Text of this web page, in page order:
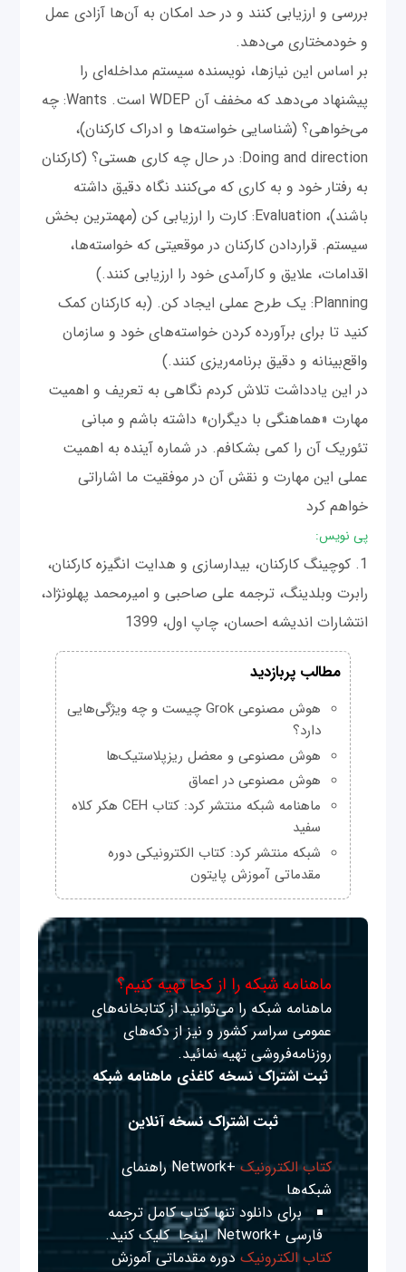
بررسی و ارزیابی کنند و در حد امکان به آن‌‌ها آزادی عمل
و خودمختاری می‌دهد.
بر اساس این نیازها، نویسنده سیستم مداخله‌ای را
پیشنهاد می‌دهد که مخفف آن WDEP است. Wants: چه
می‌خواهی؟ (شناسایی خواسته‌ها و ادراک کارکنان)،
Doing and direction: در حال چه کاری هستی؟ (کارکنان
به رفتار خود و به کاری که می‌کنند نگاه دقیق داشته
باشند)، Evaluation: کارت را ارزیابی کن (مهمترین بخش
سیستم. قراردادن کارکنان در موقعیتی که خواسته‌ها،
اقدامات، علایق و کارآمدی خود را ارزیابی کنند.)
Planning: یک طرح عملی ایجاد کن. (به کارکنان کمک
کنید تا برای برآورده کردن خواسته‌های خود و سازمان
واقع‌بینانه و دقیق برنامه‌ریزی کنند.)
در این یادداشت تلاش کردم نگاهی به تعریف و اهمیت
مهارت «هماهنگی با دیگران» داشته باشم و مبانی
تئوریک آن را کمی بشکافم. در شماره آینده به اهمیت
عملی این مهارت و نقش آن در موفقیت ما اشاراتی
خواهم کرد
پی نویس:
1. کوچینگ کارکنان، بیدارسازی و هدایت انگیزه کارکنان،
رابرت وبلدینگ، ترجمه علی صاحبی و امیرمحمد پهلونژاد،
انتشارات اندیشه احسان، چاپ اول، 1399
مطالب پربازدید
هوش مصنوعی Grok چیست و چه ویژگی‌هایی
دارد؟
هوش مصنوعی و معضل ریزپلاستیک‌ها
هوش مصنوعی در اعماق
ماهنامه شبکه منتشر کرد: کتاب CEH هکر کلاه
سفید
شبکه منتشر کرد: کتاب الکترونیکی دوره
مقدماتی آموزش پایتون
ماهنامه شبکه را از کجا تهیه کنیم؟
ماهنامه شبکه را می‌توانید از کتابخانه‌های
عمومی سراسر کشور و نیز از دکه‌های
روزنامه‌فروشی تهیه نمائید.
ثبت اشتراک نسخه کاغذی ماهنامه شبکه
ثبت اشتراک نسخه آنلاین
کتاب الکترونیک
+Network راهنمای
شبکه‌ها
برای دانلود تنها کتاب کامل ترجمه
فارسی +Network
اینجا کلیک کنید.
کتاب الکترونیک دوره مقدماتی آموزش